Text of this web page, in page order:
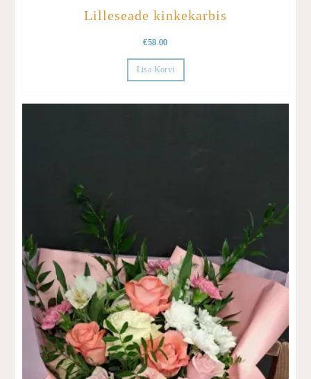
Lilleseade kinkekarbis
€58.00
Lisa Korvi